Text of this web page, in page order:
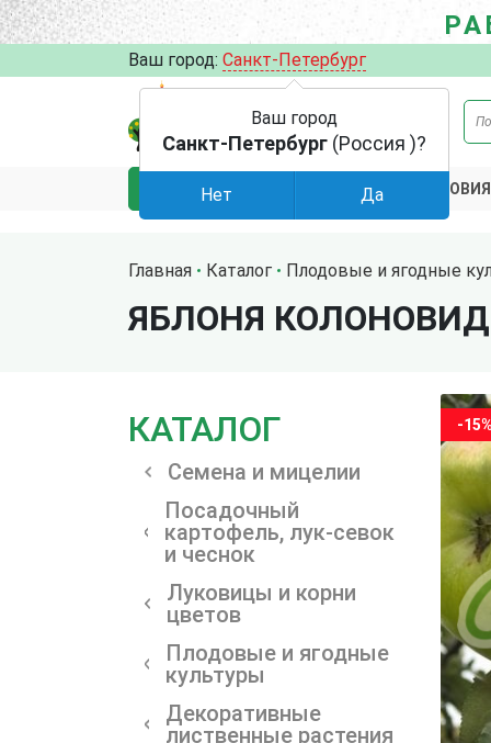
Ваш город: Санкт-Петербург
КАТАЛОГ АКЦИИ
Главная Каталог Плодовые и ягодные
ЯБЛОНЯ
КАТАЛОГ
Семена и мицелии
Посадочный
картофель, лук-севок
и чеснок
Луковицы и корни
цветов
Плодовые и ягодные
культуры
Декоративные
лиственные растения
-15%
Ваш город
Санкт-Петербург (Россия )?
Нет Да